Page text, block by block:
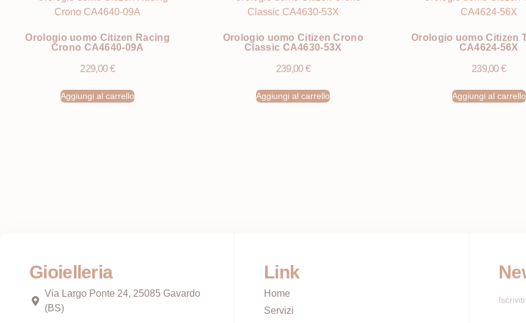
Orologio uomo Citizen Racing
Crono CA4640-09A
229,00€
Aggiungi al carrello
Orologio uomo Citizen Crono
Classic CA4630-53X
239,00€
Aggiungi al carrello
Orologio uomo Citizen
CA4624-56X
239,00€
Aggiungi al carrello
Gioielleria
Via Largo Ponte 24, 25085 Gavardo
(BS)
Link
Home
Servizi